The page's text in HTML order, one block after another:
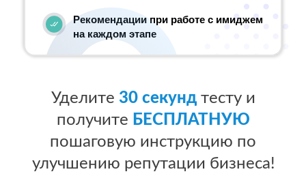
Рекомендации при работе с имиджем
на каждом этапе
Уделите 30 секундтесту и
получите БЕСПЛАТНУЮ
пошаговую инструкцию по
улучшению репутации бизнеса!